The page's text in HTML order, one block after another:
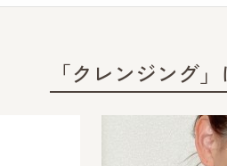
「クレンジング